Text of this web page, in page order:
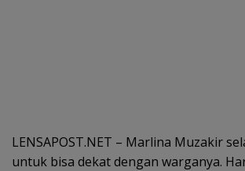
LENSAPOST.NET – Marlina Muzakir
untuk bisa dekat dengan warganya.